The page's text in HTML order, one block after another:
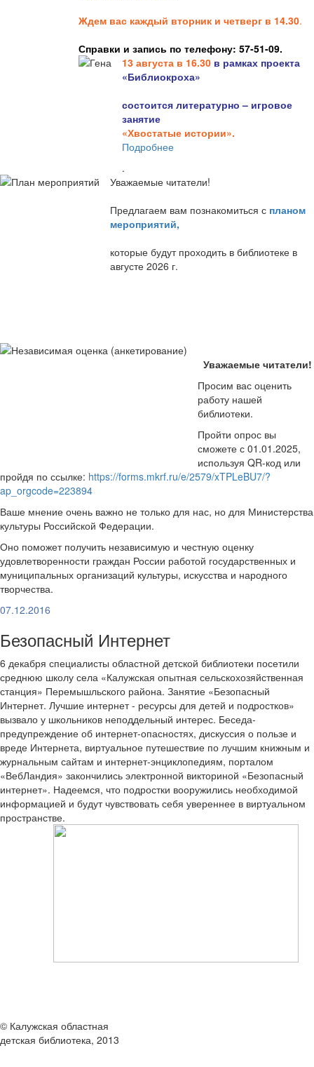
Ждем вас каждый вторник и четверг в 14.30.
Справки и запись по телефону: 57-51-09.
13 августа в 16.30 в рамках проекта
«Библиокроха»
состоится литературно – игровое
занятие
«Хвостатые истории».
Подробнее
.
Уважаемые читатели!
Предлагаем вам познакомиться с планом
мероприятий,
которые будут проходить в библиотеке в
августе 2026 г.
Уважаемые читатели!
Просим вас оценить
работу нашей
библиотеки.
Пройти опрос вы
сможете с 01.01.2025,
используя QR-код или
пройдя по ссылке: https://forms.mkrf.ru/e/2579/xTPLeBU7/?
ap_orgcode=223894
Ваше мнение очень важно не только для нас, но для Министерства
культуры Российской Федерации.
Оно поможет получить независимую и честную оценку
удовлетворенности граждан России работой государственных и
муниципальных организаций культуры, искусства и народного
творчества.
07.12.2016
Безопасный Интернет
6 декабря специалисты областной детской библиотеки посетили
среднюю школу села «Калужская опытная сельскохозяйственная
станция» Перемышльского района. Занятие «Безопасный
Интернет. Лучшие интернет - ресурсы для детей и подростков»
вызвало у школьников неподдельный интерес. Беседа-
предупреждение об интернет-опасностях, дискуссия о пользе и
вреде Интернета, виртуальное путешествие по лучшим книжным и
журнальным сайтам и интернет-энциклопедиям, порталом
«ВебЛандия» закончились электронной викториной «Безопасный
интернет». Надеемся, что подростки вооружились необходимой
информацией и будут чувствовать себя увереннее в виртуальном
пространстве.
© Калужская областная
детская библиотека, 2013